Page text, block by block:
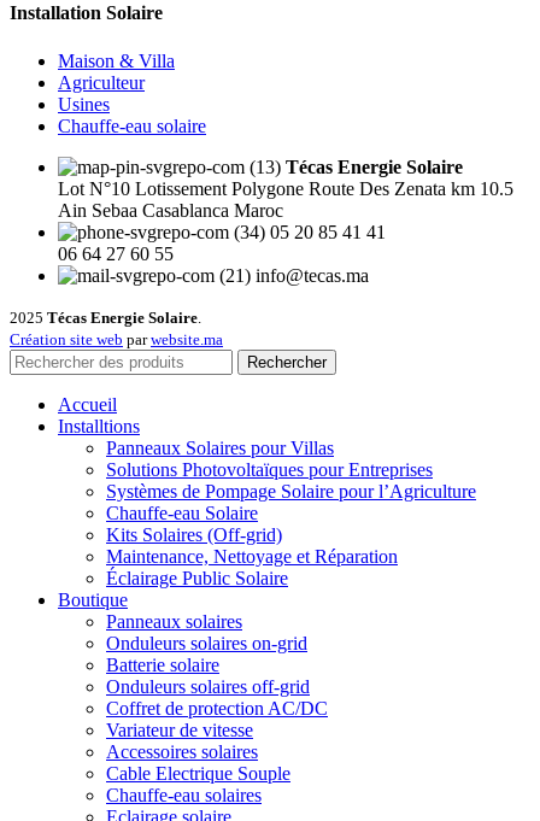
Installation Solaire
Maison & Villa
Agriculteur
Usines
Chauffe-eau solaire
Técas Energie Solaire
Lot N°10 Lotissement Polygone Route Des Zenata km 10.5
Ain Sebaa Casablanca Maroc
05 20 85 41 41
06 64 27 60 55
info@tecas.ma
2025 Técas Energie Solaire
Création site web parwebsite.ma
Rechercher
Accueil
Installtions
Panneaux Solaires pour Villas
Solutions Photovoltaïques pour Entreprises
Systèmes de Pompage Solaire pour l’Agriculture
Chauffe-eau Solaire
Kits Solaires (Off-grid)
Maintenance, Nettoyage et Réparation
Éclairage Public Solaire
Boutique
Panneaux solaires
Onduleurs solaires on-grid
Batterie solaire
Onduleurs solaires off-grid
Coffret de protection AC/DC
Variateur de vitesse
Accessoires solaires
Cable Electrique Souple
Chauffe-eau solaires
Eclairage solaire